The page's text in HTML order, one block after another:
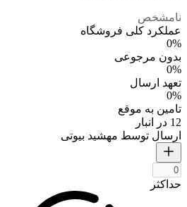
نامشخص
عملکرد کلی فروشگاه
0%
بدون مرجوعی
0%
تعهد ارسال
0%
تامین به موقع
12 در انبار
ارسال توسط مهشید بیوتی
حداکثر